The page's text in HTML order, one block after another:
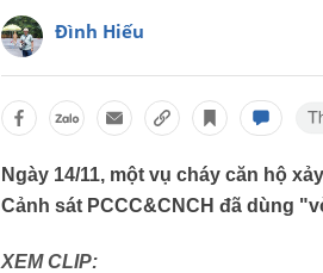
Đình Hiếu
Ngày 14/11, một vụ cháy căn hộ
Cảnh sát PCCC&CNCH đã dùng
XEM CLIP: